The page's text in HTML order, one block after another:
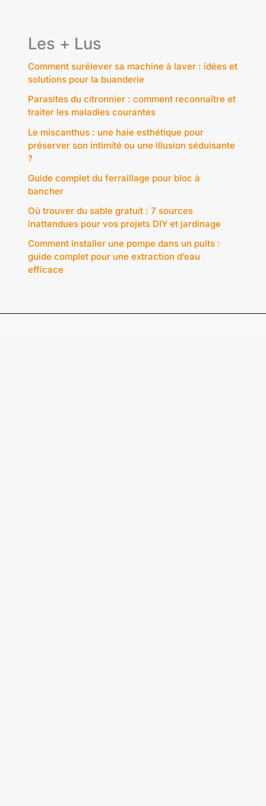
Les + Lus
Comment surélever sa machine à laver : idées et
solutions pour la buanderie
Parasites du citronnier : comment reconnaître et
traiter les maladies courantes
Le miscanthus : une haie esthétique pour
préserver son intimité ou une illusion séduisante
?
Guide complet du ferraillage pour bloc à
bancher
Où trouver du sable gratuit : 7 sources
inattendues pour vos projets DIY et jardinage
Comment installer une pompe dans un puits :
guide complet pour une extraction d’eau
efficace